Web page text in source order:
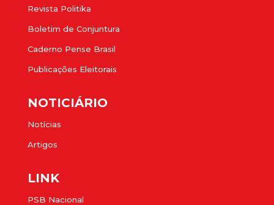
Revista Politika
Boletim de Conjuntura
Caderno Pense Brasil
Publicações Eleitorais
NOTICIÁRIO
Notícias
Artigos
LINK
PSB Nacional